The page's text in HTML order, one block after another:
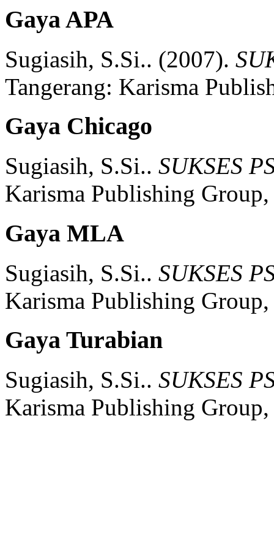
Gaya APA
Sugiasih, S.Si.. (2007).
Tangerang: Karisma
Gaya Chicago
Sugiasih, S.Si.. SUKSES
Karisma Publishing Group,
Gaya MLA
Sugiasih, S.Si.. SUKSES
Karisma Publishing Group,
Gaya Turabian
Sugiasih, S.Si.. SUKSES
Karisma Publishing Group,